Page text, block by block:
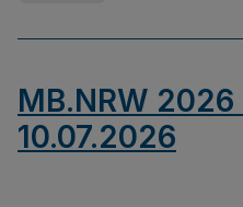
MB.NRW 2026
10.07.2026